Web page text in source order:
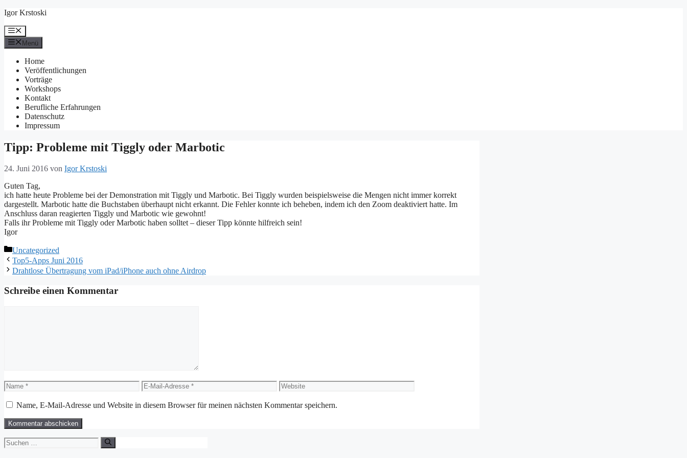
Zum
springen
Igor Krstoski
Menü
Menü
Home
Veröffentlichungen
Vorträge
Workshops
Kontakt
Berufliche Erfahrungen
Datenschutz
Impressum
Tipp: Probleme mit Tiggly oder Marbotic
24. Juni 2016 von Igor Krstoski
Guten Tag,
ich hatte heute Probleme bei der Demonstration mit Tiggly und Marbotic. Bei Tiggly wurden beispielsweise die Mengen nicht immer korrekt
dargestellt. Marbotic hatte die Buchstaben überhaupt nicht erkannt. Die Fehler konnte ich beheben, indem ich den Zoom deaktiviert hatte. Im
Anschluss daran reagierten Tiggly und Marbotic wie gewohnt!
Falls ihr Probleme mit Tiggly oder Marbotic haben solltet – dieser Tipp könnte hilfreich sein!
Igor
Kategorien
Uncategorized
Top5-Apps Juni 2016
Drahtlose Übertragung vom iPad/iPhone auch ohne Airdrop
Schreibe einen Kommentar
Name
E-
Mail-
Adresse
Website
Name, E-Mail-Adresse und Website in diesem Browser für meinen nächsten Kommentar speichern.
Suchen
nach: